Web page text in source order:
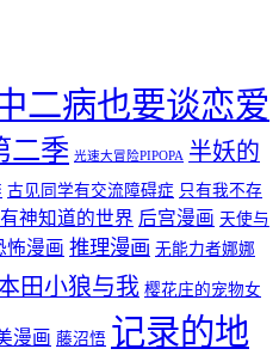
二病也要谈恋爱
二季 光速大冒险PIPOPA 半妖的
古见同学有交流障碍症 只有我不存
神知道的世界 后宫漫画 天使与
怖漫画 推理漫画 无能力者娜娜
田小狼与我 樱花庄的宠物女
漫画 藤沼悟 记录的地